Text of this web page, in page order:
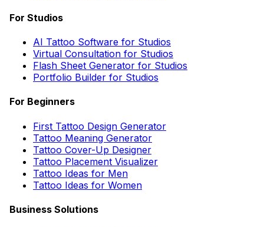
For Studios
AI Tattoo Software for Studios
Virtual Consultation for Studios
Flash Sheet Generator for Studios
Portfolio Builder for Studios
For Beginners
First Tattoo Design Generator
Tattoo Meaning Generator
Tattoo Cover-Up Designer
Tattoo Placement Visualizer
Tattoo Ideas for Men
Tattoo Ideas for Women
Business Solutions